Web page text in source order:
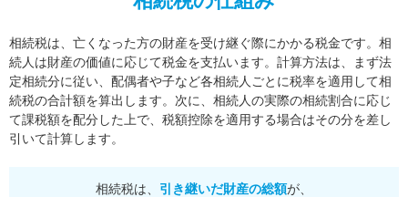
相続税は、亡くなった方の財産を受け継ぐ際にかかる税金です。相
続人は財産の価値に応じて税金を支払います。 計算方法は、まず法
定相続分に従い、配偶者や子など各相続人ごとに税率を適用して相
続税の合計額を算出します。 次に、相続人の実際の相続割合に応じ
て課税額を配分した上で、税額控除を適用する場合はその分を差し
引いて計算します。
相続税は、 引き継いだ財産の総額が、